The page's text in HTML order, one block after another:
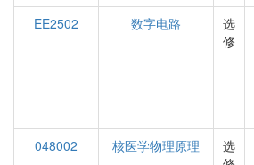
EE2502
数字电路
选
修
048002
核医学物理原理
选